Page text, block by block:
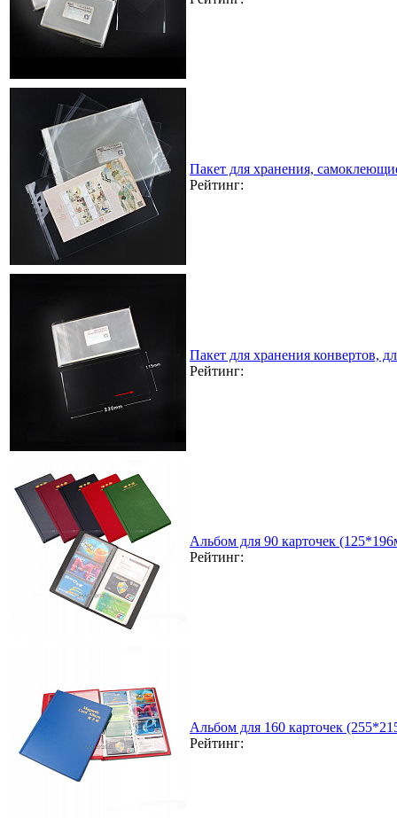
Пакет для хранения,
Рейтинг:
Пакет для хранения конвертов,
Рейтинг:
Альбом для 90 карточек
Рейтинг:
Альбом для 160 карточек
Рейтинг: